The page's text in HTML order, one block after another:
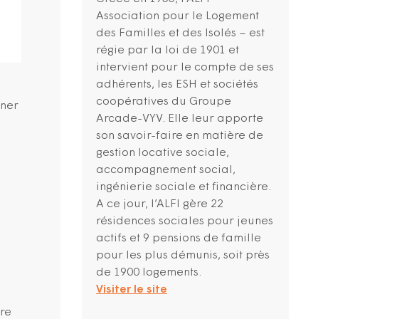
Association pour le Logement
des Familles et des Isolés – est
régie par la loi de 1901 et
intervient pour le compte de ses
adhérents, les ESH et sociétés
coopératives du Groupe
Arcade-VYV. Elle leur apporte
son savoir-faire en matière de
gestion locative sociale,
accompagnement social,
ingénierie sociale et financière.
A ce jour, l’ALFI gère 22
résidences sociales pour jeunes
actifs et 9 pensions de famille
pour les plus démunis, soit près
de 1900 logements.
Visiter le site